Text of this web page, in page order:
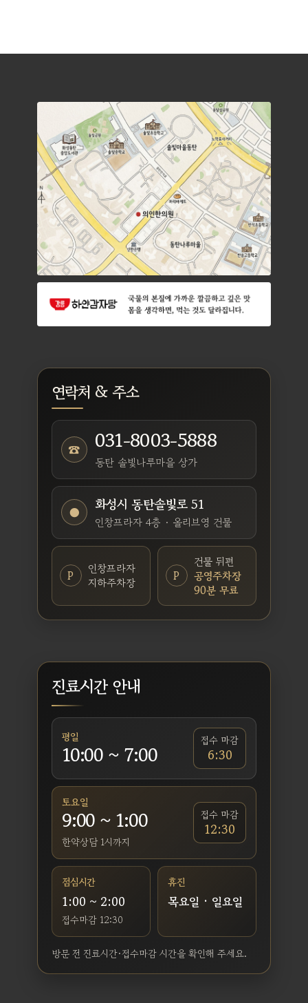
연락처 & 주소
☎ 031-8003-5888
동탄 솔빛나루마을 상가
● 화성시 동탄솔빛로 51
인창프라자 4층 · 올리브영 건물
P
인창프라자
지하주차장
P
건물 뒤편
공영주차장
90분 무료
진료시간 안내
평일
10:00 ~ 7:00
접수 마감
6:30
토요일
9:00 ~ 1:00
한약상담 1시까지
접수 마감
12:30
점심시간
1:00 ~ 2:00
접수마감 12:30
휴진
목요일 · 일요일
방문 전 진료시간·접수마감 시간을 확인해 주세요.